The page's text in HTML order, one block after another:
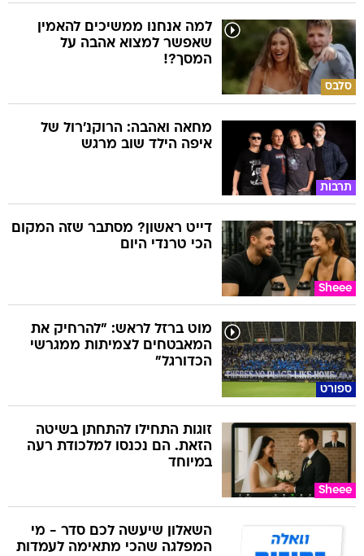
סלבס
למה אנחנו ממשיכים להאמין
שאפשר למצוא אהבה על
המסך?!
תרבות
מחאה ואהבה: הרוקנ'רול של
איפה הילד שוב מרגש
Sheee
דייט ראשון? מסתבר שזה המקום
הכי טרנדי היום
ספורט
מוט ברזל לראש: "להרחיק את
המאבטחים לצמיתות ממגרשי
הכדורגל"
Sheee
זוגות התחילו להתחתן בשיטה
הזאת. הם נכנסו למלכודת רעה
במיוחד
השאלון שיעשה לכם סדר - מי
המפלגה שהכי מתאימה לעמדות